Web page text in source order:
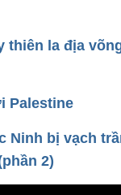
thiên la địa
Palestine
Ninh bị vạch
2)